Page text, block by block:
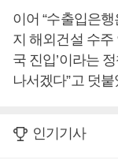
이어 “수출입은
지 해외건설 수주
국 진입’이라는
나서겠다”고 덧
인기기사